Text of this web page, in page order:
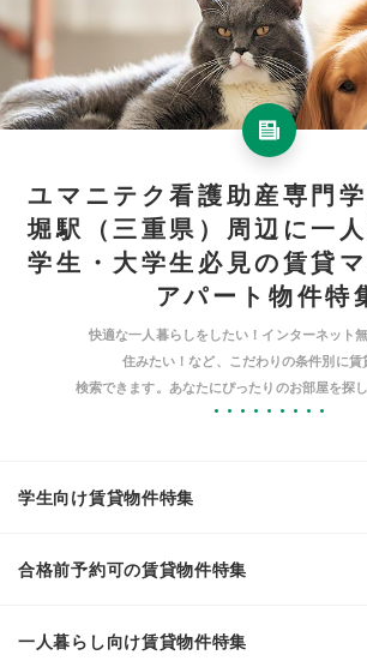
ユマニテク看護助産専門
堀駅（三重県）周辺に一
学生・大学生必見の賃貸
アパート物件特
快適な一人暮らしをしたい！インターネット
住みたい！など、こだわりの条件別に賃
検索できます。あなたにぴったりのお部屋を探し
学生向け賃貸物件特集
合格前予約可の賃貸物件特集
一人暮らし向け賃貸物件特集